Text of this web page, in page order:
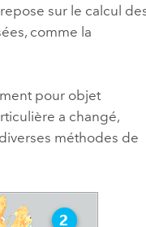
sur le calcul
comme la
pour objet
a changé,
méthodes de